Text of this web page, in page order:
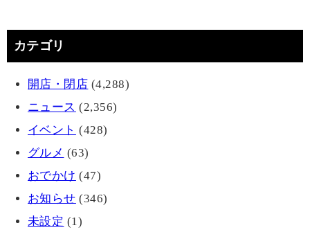
カテゴリ
開店・閉店 (4,288)
ニュース (2,356)
イベント (428)
グルメ (63)
おでかけ (47)
お知らせ (346)
未設定 (1)